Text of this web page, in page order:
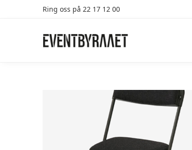
Ring oss på 22 17 12 00
Search